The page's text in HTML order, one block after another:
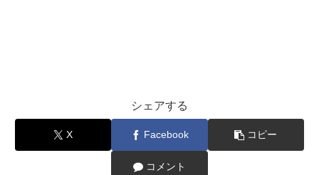
シェアする
X Facebook コピー
コメント